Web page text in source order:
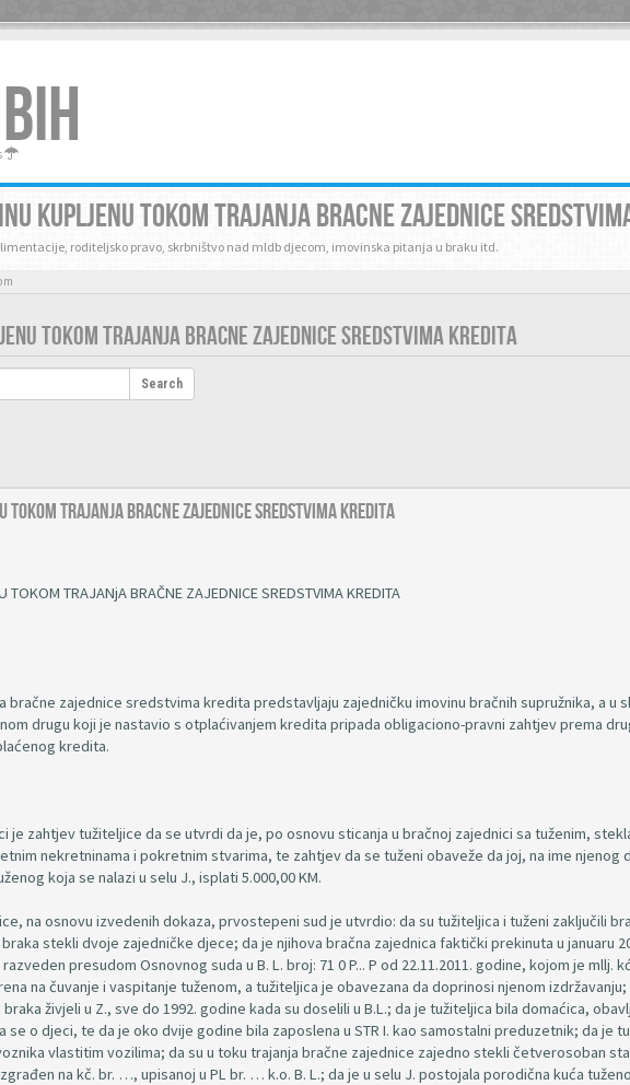
KUPLJENU TOKOM TRAJANJA BRACNE ZAJEDNICE
roditeljsko pravo, skrbništvo nad mldb djecom, imovinska pitanja u braku itd.
TOKOM TRAJANJA BRACNE ZAJEDNICE SREDSTVIMA KREDITA
Search
tokom trajanja bracne zajednice sredstvima kredita
TOKOM TRAJANjA BRAČNE ZAJEDNICE SREDSTVIMA KREDITA
bračne zajednice sredstvima kredita predstavljaju zajedničku imovinu bračnih supružnika, a u
drugu koji je nastavio s otplaćivanjem kredita pripada obligaciono-pravni zahtjev prema
kredita.
je zahtjev tužiteljice da se utvrdi da je, po osnovu sticanja u bračnoj zajednici sa tuženim,
nekretninama i pokretnim stvarima, te zahtjev da se tuženi obaveže da joj, na ime njenog
koja se nalazi u selu J., isplati 5.000,00 KM.
na osnovu izvedenih dokaza, prvostepeni sud je utvrdio: da su tužiteljica i tuženi zaključili
stekli dvoje zajedničke djece; da je njihova bračna zajednica faktički prekinuta u januaru
presudom Osnovnog suda u B. L. broj: 71 0 P... P od 22.11.2011. godine, kojom je mllj.
na čuvanje i vaspitanje tuženom, a tužiteljica je obavezana da doprinosi njenom izdržavanju;
živjeli u Z., sve do 1992. godine kada su doselili u B.L.; da je tužiteljica bila domaćica,
se o djeci, te da je oko dvije godine bila zaposlena u STR I. kao samostalni preduzetnik; da je
vlastitim vozilima; da su u toku trajanja bračne zajednice zajedno stekli četverosoban
na kč. br. …, upisanoj u PL br. … k.o. B. L.; da je u selu J. postojala porodična kuća